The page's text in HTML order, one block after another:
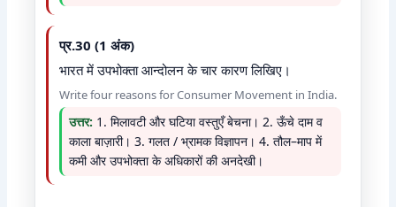
प्र.30 (1 अंक)
भारत में उपभोक्ता आन्दोलन के चार कारण लिखिए।
Write four reasons for Consumer Movement in India.
उत्तर: 1. मिलावटी और घटिया वस्तुएँ बेचना। 2. ऊँचे दाम व
काला बाज़ारी। 3. गलत / भ्रामक विज्ञापन। 4. तौल–माप में
कमी और उपभोक्ता के अधिकारों की अनदेखी।